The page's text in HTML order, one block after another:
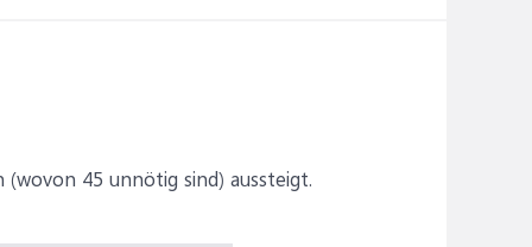
45 unnötig sind) aussteigt.